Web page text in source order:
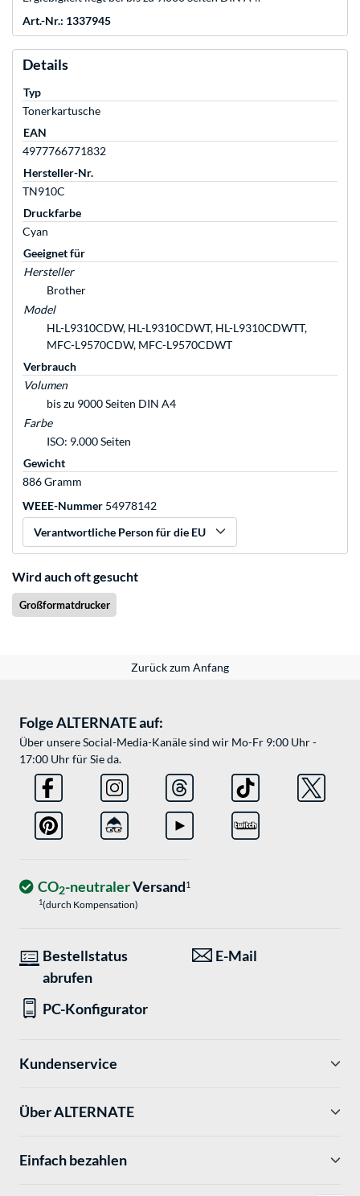
Art.-Nr.: 1337945
Details
Typ
Tonerkartusche
EAN
4977766771832
Hersteller-Nr.
TN910C
Druckfarbe
Cyan
Geeignet für
Hersteller
Brother
Model
HL-L9310CDW, HL-L9310CDWT, HL-L9310CDWTT,
MFC-L9570CDW, MFC-L9570CDWT
Verbrauch
Volumen
bis zu 9000 Seiten DIN A4
Farbe
ISO: 9.000 Seiten
Gewicht
886 Gramm
WEEE-Nummer 54978142
Verantwortliche Person für die EU
Wird auch oft gesucht
Großformatdrucker
Zurück zum Anfang
Folge ALTERNATE auf:
Über unsere Social-Media-Kanäle sind wir Mo-Fr 9:00 Uhr -
17:00 Uhr für Sie da.
CO2-neutralerVersand1
1(durch Kompensation)
Bestellstatus
abrufen
E-Mail
PC-Konfigurator
Kundenservice
Über ALTERNATE
Einfach bezahlen